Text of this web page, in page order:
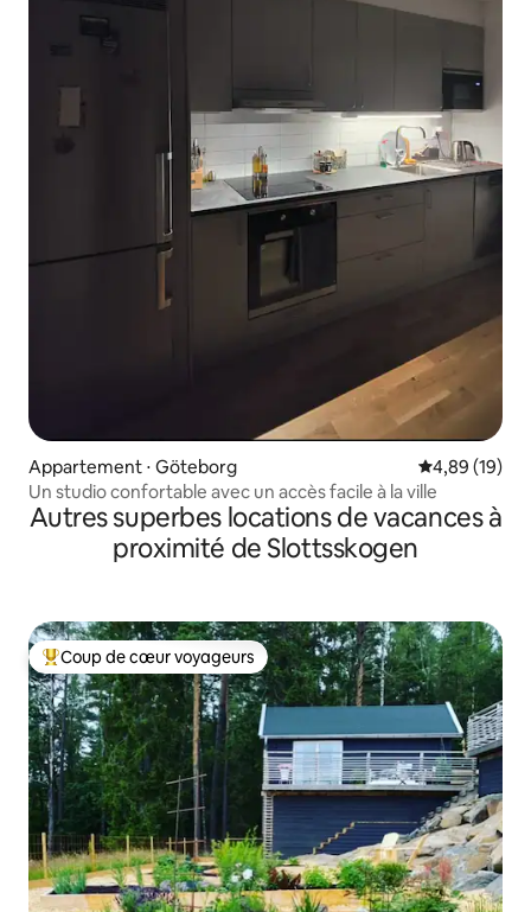
Appartement ⋅ Göteborg Évaluation
4,89 (19)
Un studio confortable avec un accès facile à la ville
Autres superbes locations de vacances à
proximité de Slottsskogen
Coups de cœur voyageurs les plus appréciés
Coup de cœur voyageurs